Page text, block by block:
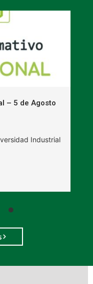
– 5 de Agosto
Industrial